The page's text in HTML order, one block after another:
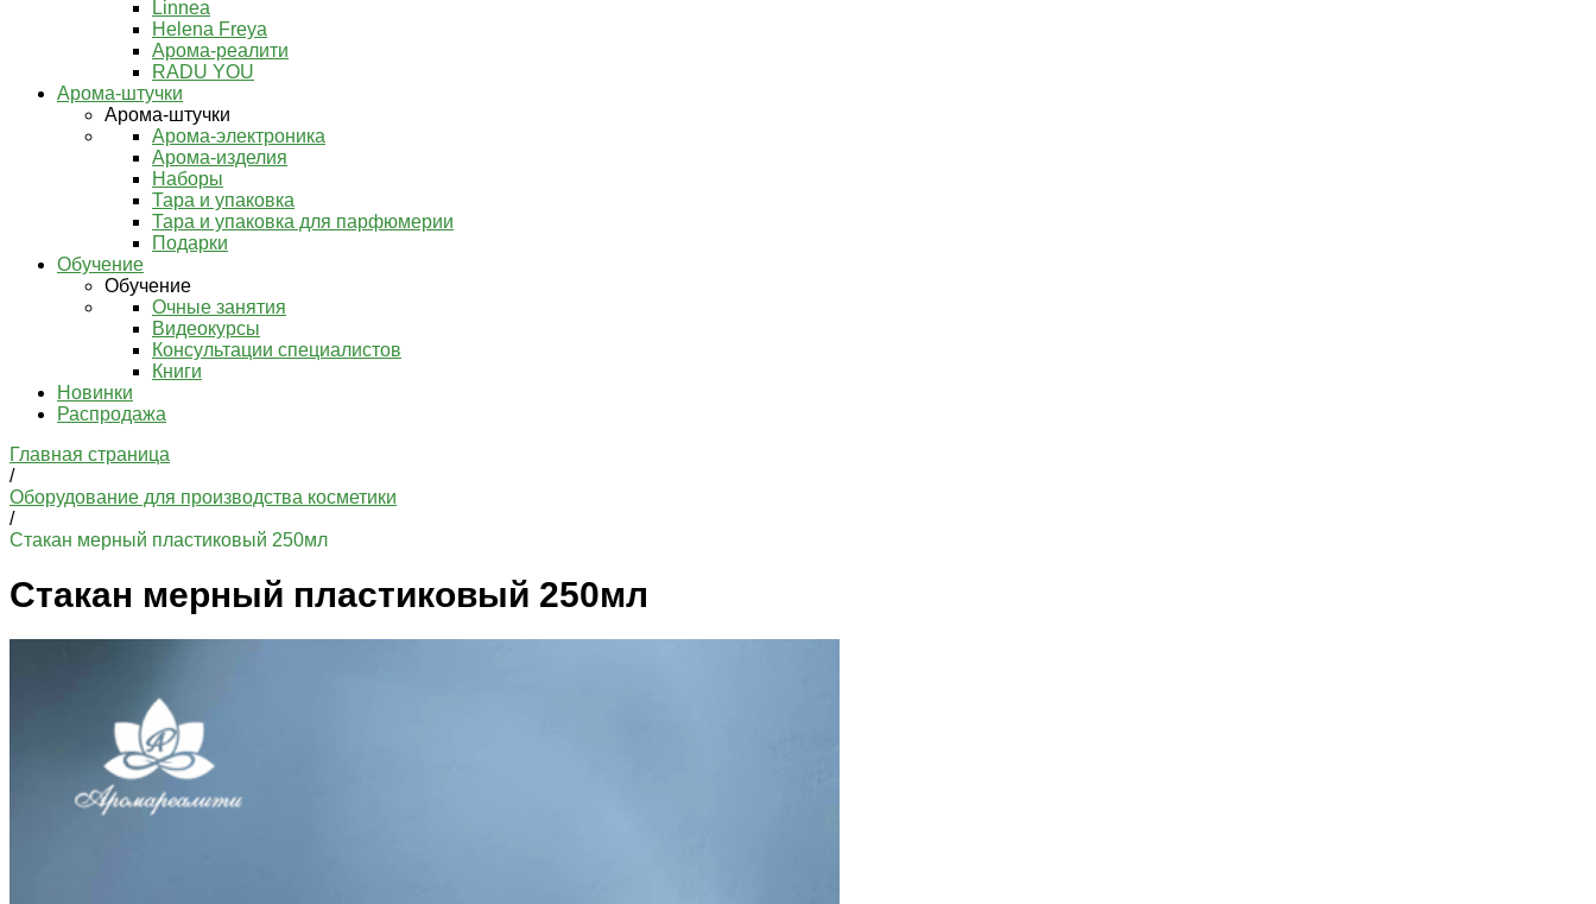
Linnea
Helena Freya
Арома-реалити
RADU YOU
Арома-штучки
Арома-штучки
Арома-электроника
Арома-изделия
Наборы
Тара и упаковка
Тара и упаковка для парфюмерии
Подарки
Обучение
Обучение
Очные занятия
Видеокурсы
Консультации специалистов
Книги
Новинки
Распродажа
Главная страница
/
Оборудование для производства косметики
/
Стакан мерный пластиковый 250мл
Стакан мерный пластиковый 250мл